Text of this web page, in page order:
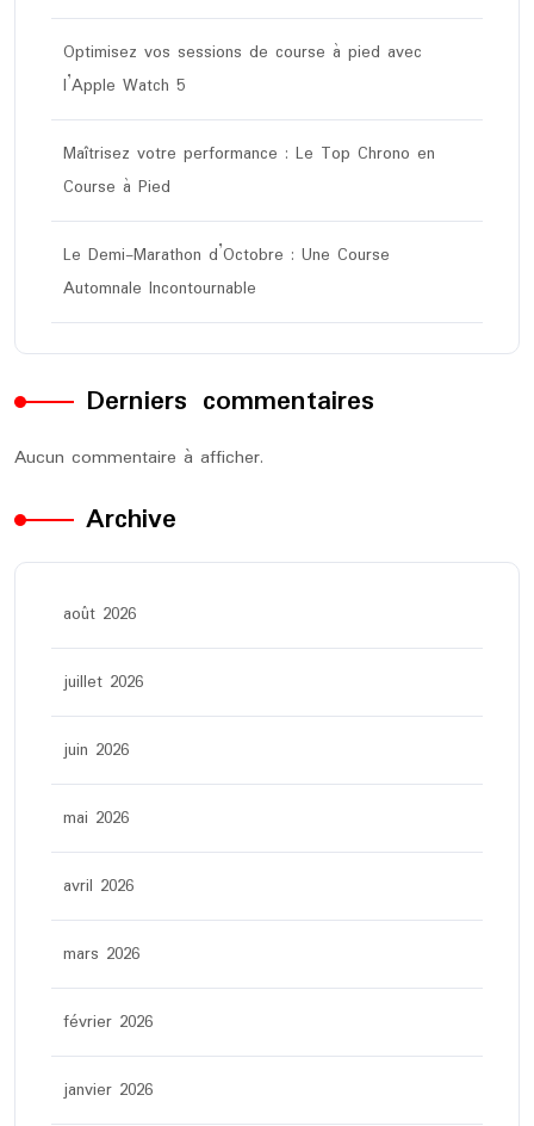
Optimisez vos sessions de course à pied avec
l’Apple Watch 5
Maîtrisez votre performance : Le Top Chrono en
Course à Pied
Le Demi-Marathon d’Octobre : Une Course
Automnale Incontournable
Derniers commentaires
Aucun commentaire à afficher.
Archive
août 2026
juillet 2026
juin 2026
mai 2026
avril 2026
mars 2026
février 2026
janvier 2026